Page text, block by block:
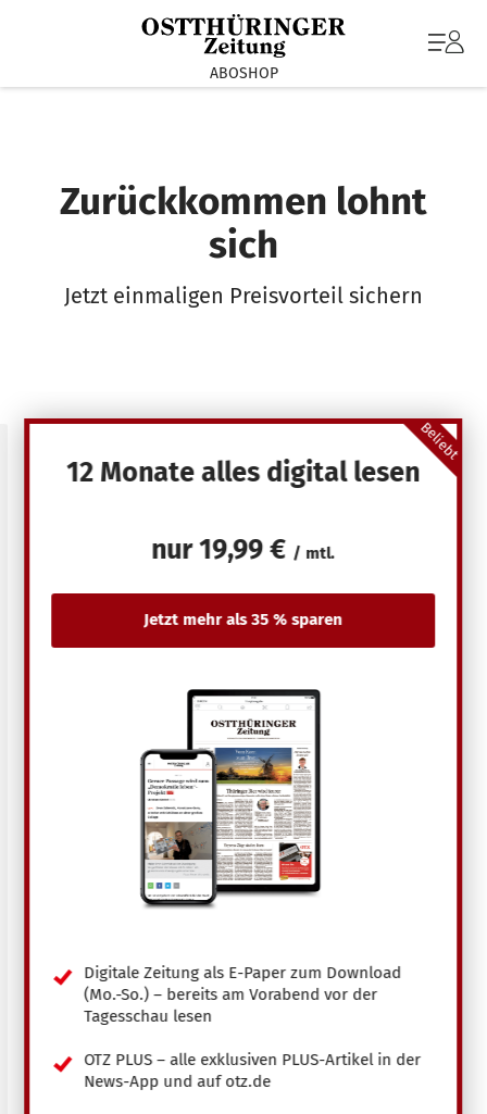
ABOSHOP
Zurückkommen lohnt
sich
Jetzt einmaligen Preisvorteil sichern
Beliebt
12 Monate alles digital lesen
nur19,99 € / mtl.
Digitale Zeitung als E-Paper zum Download
(Mo.-So.) – bereits am Vorabend vor der
Tagesschau lesen
OTZ PLUS – alle exklusiven PLUS-Artikel in der
News-App und auf otz.de